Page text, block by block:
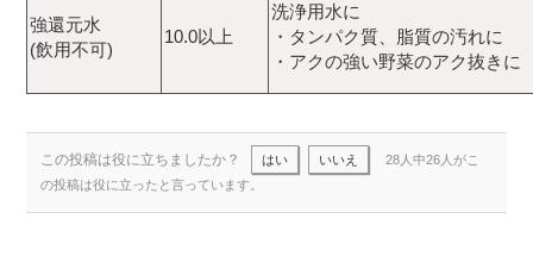
強還元水
(飲用不可)
10.0以上
洗浄用水に
・タンパク質、脂質の汚れに
・アクの強い野菜のアク抜きに
この投稿は役に立ちましたか？ はい いいえ
28人中26人がこ
の投稿は役に立ったと言っています。